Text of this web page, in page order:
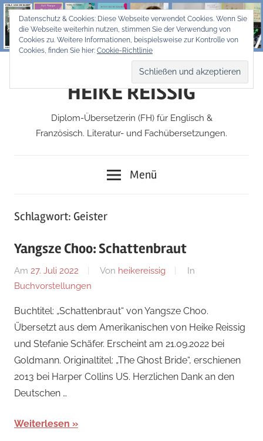
Zum
Inhalt
springen
HEIKE REISSIG
Diplom-Übersetzerin (FH) für Englisch &
Französisch. Literatur- und Fachübersetzungen.
Menü
Schlagwort: Geister
Yangsze Choo: Schattenbraut
Am 27. Juli 2022 Von heikereissig
In
Buchvorstellungen
Buchtitel: „Schattenbraut“ von Yangsze Choo.
Übersetzt aus dem Amerikanischen von Heike Reissig
und Stefanie Schäfer. Erscheint am 21.09.2022 bei
Goldmann. Originaltitel: „The Ghost Bride“, erschienen
2013 bei Harper Collins US. Herzlichen Dank an den
Deutschen …
Weiterlesen
Datenschutz & Cookies: Diese Webseite verwendet Cookies. Wenn Sie
die Webseite weiterhin nutzen, stimmen Sie der Verwendung von
Cookies zu. Weitere Informationen, beispielsweise zur Kontrolle von
Cookies, finden Sie hier: Cookie-Richtlinie